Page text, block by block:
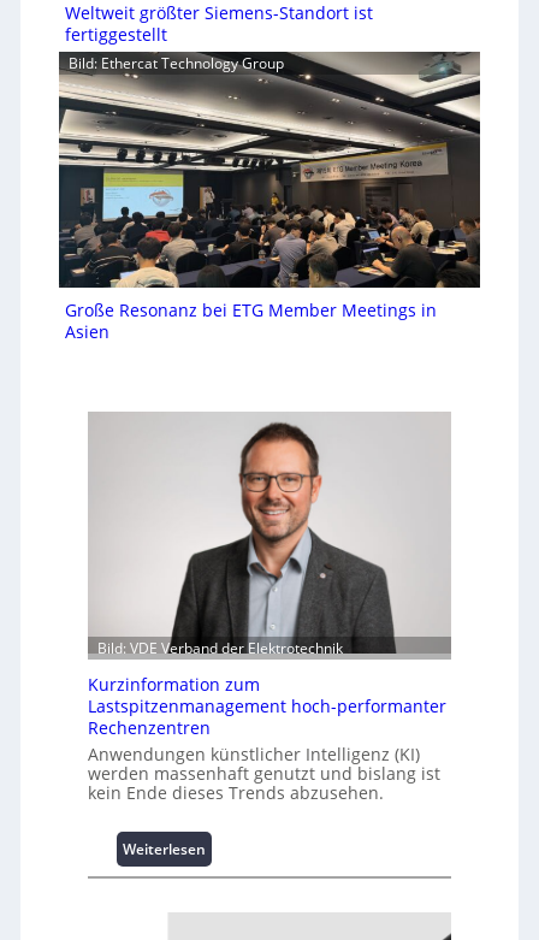
Weltweit größter Siemens-Standort ist
fertiggestellt
Bild: Ethercat Technology Group
Große Resonanz bei ETG Member Meetings in
Asien
Bild: VDE Verband der Elektrotechnik
Kurzinformation zum
Lastspitzenmanagement hoch-performanter
Rechenzentren
Anwendungen künstlicher Intelligenz (KI)
werden massenhaft genutzt und bislang ist
kein Ende dieses Trends abzusehen.
Weiterlesen
K
r